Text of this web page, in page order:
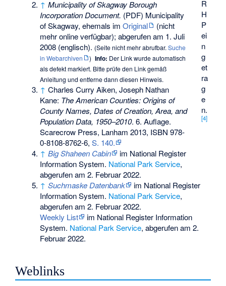
R
H
P
ei
n
g
et
ra
g
e
n.
[4]
↑ Municipality of Skagway Borough
Incorporation Document. (PDF) Municipality
of Skagway, ehemals imOriginal
(nicht
mehr online verfügbar); abgerufen am 1. Juli
2008 (englisch). (Seite nicht mehr abrufbar.Suche
in Webarchiven
) Info: Der Link wurde automatisch
als defekt markiert. Bitte prüfe den Link gemäß
Anleitung und entferne dann diesen Hinweis.
↑ Charles Curry Aiken, Joseph Nathan
Kane: The American Counties: Origins of
County Names, Dates of Creation, Area, and
Population Data, 1950–2010. 6. Auflage.
Scarecrow Press, Lanham 2013, ISBN 978-
0-8108-8762-6,S. 140.
↑ Big Shaheen Cabin
im National Register
Information System. National Park Service,
abgerufen am 2. Februar 2022.
↑ Suchmaske Datenbank
im National Register
Information System. National Park Service,
abgerufen am 2. Februar 2022.
Weekly List
im National Register Information
System. National Park Service, abgerufen am 2.
Februar 2022.
Weblinks